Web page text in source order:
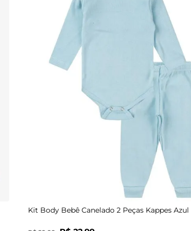
GG RN
Kit Body Bebê Canelado 2 Peças Kappes Azul